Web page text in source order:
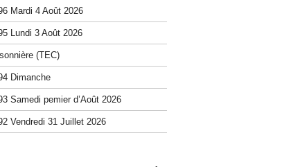
Mardi 4 Août 2026
Lundi 3 Août 2026
(TEC)
Dimanche
Samedi pemier d’Août 2026
Vendredi 31 Juillet 2026